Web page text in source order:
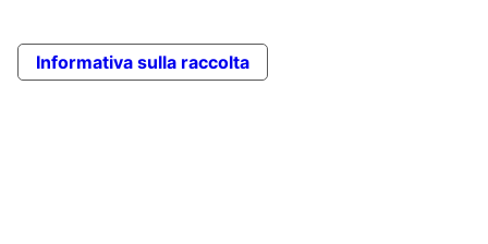
Informativa sulla raccolta